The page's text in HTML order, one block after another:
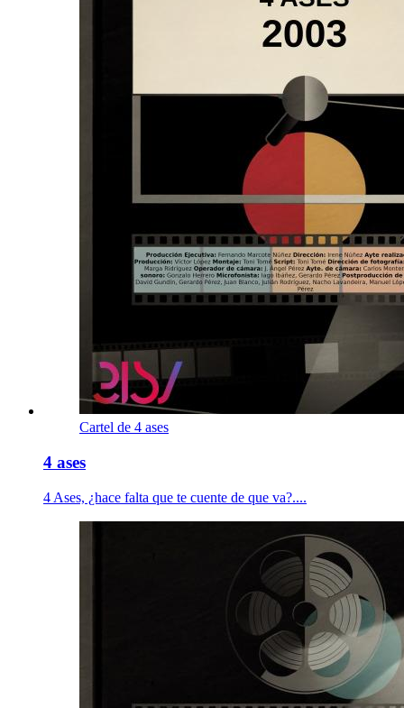
Cartel de 4 ases
4 ases
4 Ases, ¿hace falta que te cuente de que va?....